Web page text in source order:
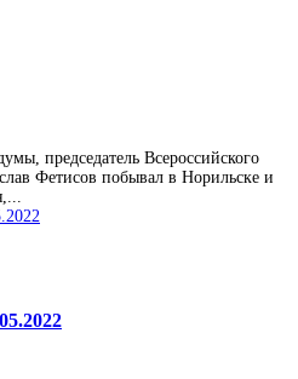
председатель Всероссийского
Фетисов побывал в Норильске и